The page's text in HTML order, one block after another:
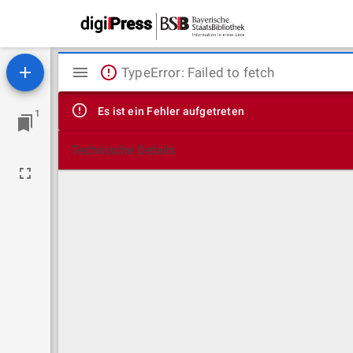
1
Mirador
Viewer
TypeError: Failed to fetch
Es ist ein Fehler aufgetreten
Technische Details